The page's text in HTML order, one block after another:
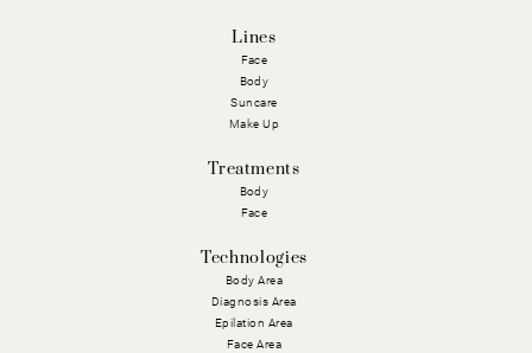
Lines
Face
Body
Suncare
Make Up
Treatments
Body
Face
Technologies
Body Area
Diagnosis Area
Epilation Area
Face Area